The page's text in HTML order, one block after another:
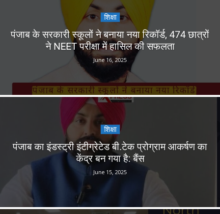
शिक्षा
पंजाब के सरकारी स्कूलों ने बनाया नया रिकॉर्ड, 474 छात्रों
ने NEET परीक्षा में हासिल की सफलता
June 16, 2025
शिक्षा
पंजाब का इंडस्ट्री इंटीग्रेटेड बी.टेक प्रोग्राम आकर्षण का
केंद्र बन गया है: बैंस
June 15, 2025